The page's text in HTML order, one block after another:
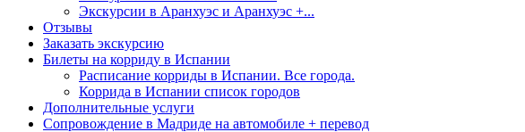
Экскурсии в Аранхуэс и Аранхуэс +...
Отзывы
Заказать экскурсию
Билеты на корриду в Испании
Расписание корриды в Испании. Все города.
Коррида в Испании список городов
Дополнительные услуги
Сопровождение в Мадриде на автомобиле + перевод